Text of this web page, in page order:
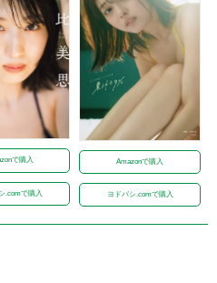
で購入
.comで購入
Amazonで購入
ヨドバシ.comで購入